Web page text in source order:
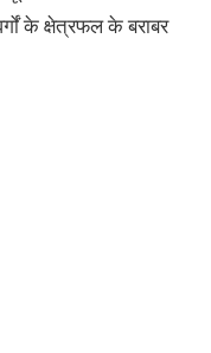
के क्षेत्रफल के बराबर